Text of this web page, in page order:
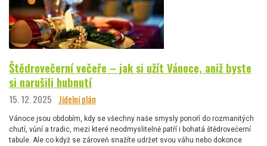
Štědrovečerní večeře – jak si užít Vánoce, aniž byste
si narušili hubnutí
15. 12. 2025 Jídelní plán
Vánoce jsou obdobím, kdy se všechny naše smysly ponoří do rozmanitých
chutí, vůní a tradic, mezi které neodmyslitelně patří i bohatá štědrovečerní
tabule. Ale co když se zároveň snažíte udržet svou váhu nebo dokonce